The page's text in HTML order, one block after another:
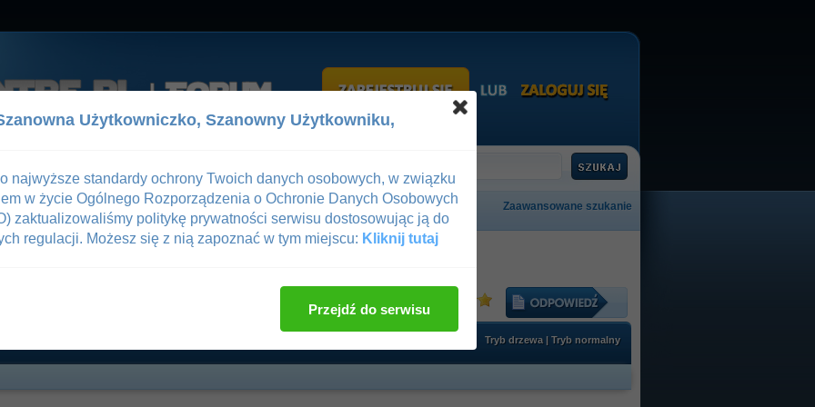
Pomoc
Zaawansowane szukanie
—Rejestracja
/ Muscle-Centre for You/ Dzienniki Treningowe / Lepsze jutro było wczoraj
Ocena wątku:
Tryb drzewa | Tryb normalny
Użytkowniczko, Szanowny Użytkowniku,
najwyższe standardy ochrony Twoich danych osobowych, w związku
w życie Ogólnego Rozporządzenia o Ochronie Danych Osobowych
zaktualizowaliśmy politykę prywatności serwisu dostosowując ją do
regulacji. Możesz się z nią zapoznać w tym miejscu: Kliknij tutaj
Przejdź do serwisu